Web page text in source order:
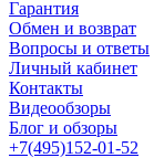
Гарантия
Обмен и возврат
Вопросы и ответы
Личный кабинет
Контакты
Видеообзоры
Блог и обзоры
+7(495)152-01-52